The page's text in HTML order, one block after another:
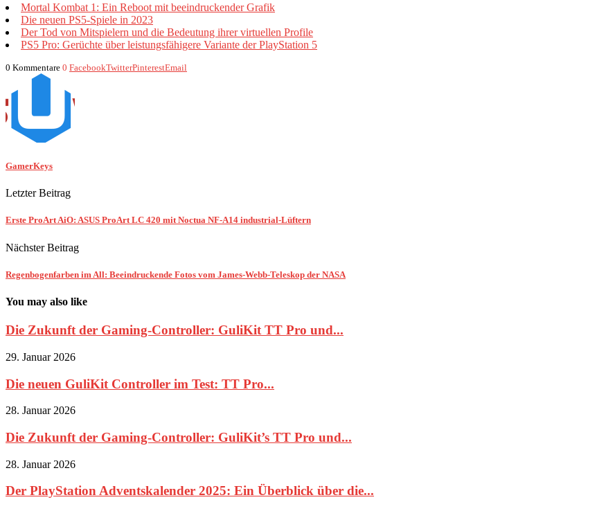
Mortal Kombat 1: Ein Reboot mit beeindruckender Grafik
Die neuen PS5-Spiele in 2023
Der Tod von Mitspielern und die Bedeutung ihrer virtuellen Profile
PS5 Pro: Gerüchte über leistungsfähigere Variante der PlayStation 5
0 Kommentare 0 FacebookTwitterPinterestEmail
GamerKeys
Letzter Beitrag
Erste ProArt AiO: ASUS ProArt LC 420 mit Noctua NF-A14 industrial-Lüftern
Nächster Beitrag
Regenbogenfarben im All: Beeindruckende Fotos vom James-Webb-Teleskop der NASA
You may also like
Die Zukunft der Gaming-Controller: GuliKit TT Pro und...
29. Januar 2026
Die neuen GuliKit Controller im Test: TT Pro...
28. Januar 2026
Die Zukunft der Gaming-Controller: GuliKit’s TT Pro und...
28. Januar 2026
Der PlayStation Adventskalender 2025: Ein Überblick über die...